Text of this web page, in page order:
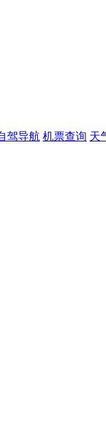
驾导航 机票查询 天